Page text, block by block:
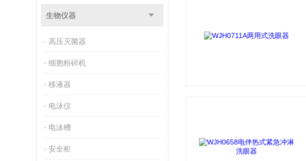
生物仪器
高压灭菌器
细胞粉碎机
移液器
电泳仪
电泳槽
安全柜